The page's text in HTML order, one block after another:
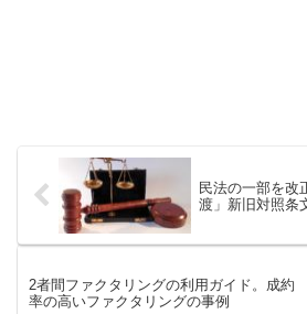
民法の一部を改
渡」新旧対照条
2者間ファクタリングの利用ガイド。成約
率の高いファクタリングの事例